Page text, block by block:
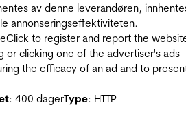
av denne leverandøren,
annonseringseffektiviteten.
to register and report the
or clicking one of the advertiser's ads
the efficacy of an ad and to
: 400 dagerType: HTTP-